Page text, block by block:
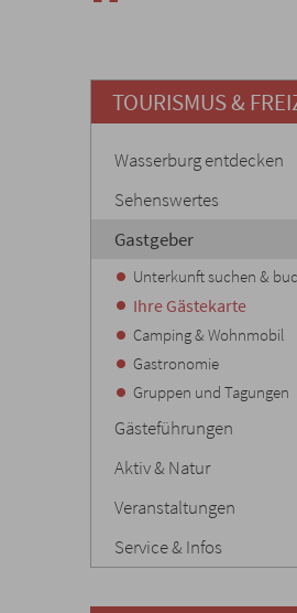
TOURISMUS &
Wasserburg entdecken
Sehenswertes
Gastgeber
Unterkunft suchen &
Ihre Gästekarte
Camping & Wohnmobil
Gastronomie
Gruppen und Tagungen
Gästeführungen
Aktiv & Natur
Veranstaltungen
Service & Infos